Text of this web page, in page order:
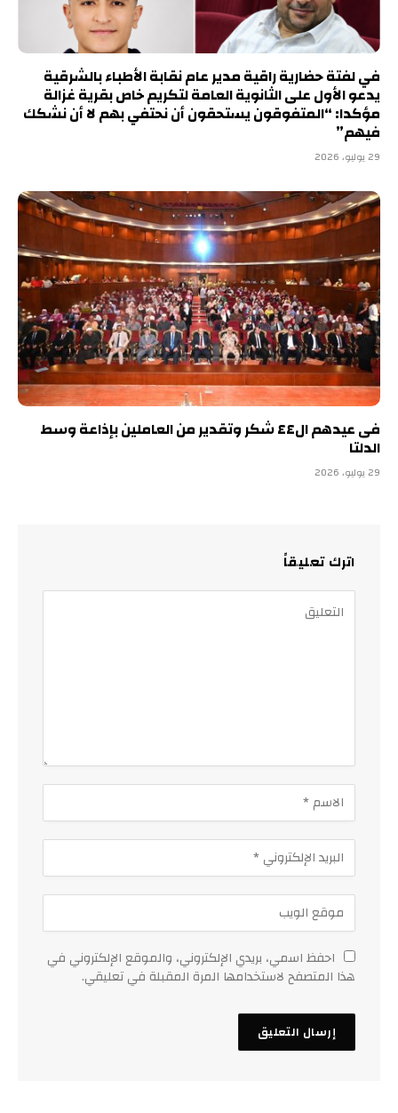
في لفتة حضارية راقية مدير عام نقابة الأطباء بالشرقية
يدعو الأول على الثانوية العامة لتكريم خاص بقرية غزالة
مؤكدا: “المتفوقون يستحقون أن نحتفي بهم لا أن نشكك
فيهم”
29 يوليو، 2026
فى عيدهم ال٤٤ شكر وتقدير من العاملين بإذاعة وسط
الدلتا
29 يوليو، 2026
اترك تعليقاً
احفظ اسمي، بريدي الإلكتروني، والموقع الإلكتروني في
هذا المتصفح لاستخدامها المرة المقبلة في تعليقي.